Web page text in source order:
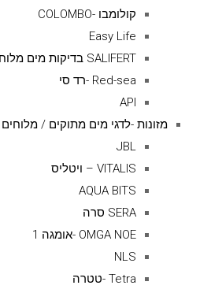
קולומבו -COLOMBO
Easy Life
SALIFERT בדיקות מים מלוחים
Red-sea -רד סי
API
מזונות -לדגי מים מתוקים / מלוחים
JBL
VITALIS – ויטליס
AQUA BITS
SERA סרה
OMGA NOE -אומגה 1
NLS
Tetra -טטרה